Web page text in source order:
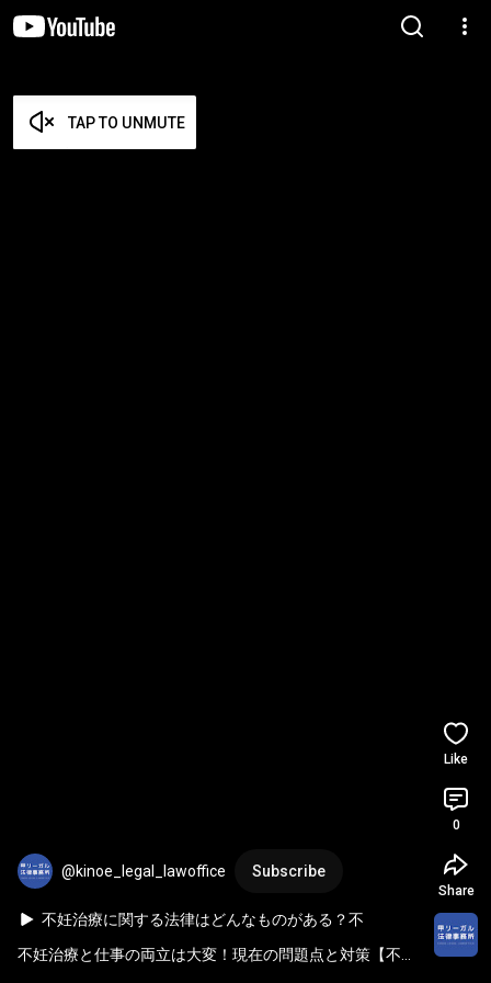
TAP TO UNMUTE
@kinoe_legal_lawoffice Subscribe
不妊治療に関する法律はどんなものがある？不
妊治療分野の弁護士が解説！ #shorts
不妊治療と仕事の両立は大変！現在の問題点と対策【不妊
Like
0
Share